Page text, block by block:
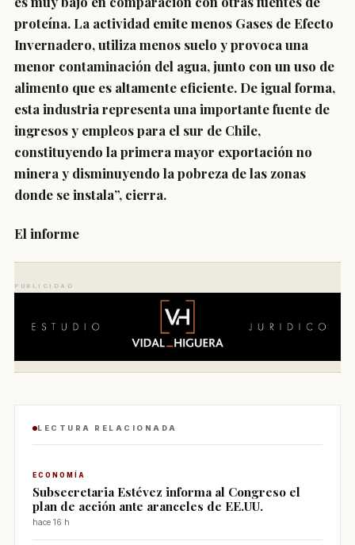
proteína. La actividad emite menos Gases de Efecto
Invernadero, utiliza menos suelo y provoca una
menor contaminación del agua, junto con un uso de
alimento que es altamente eficiente. De igual forma,
esta industria representa una importante fuente de
ingresos y empleos para el sur de Chile,
constituyendo la primera mayor exportación no
minera y disminuyendo la pobreza de las zonas
donde se instala”, cierra.
El informe
PUBLICIDAD
LECTURA RELACIONADA
ECONOMÍA
Subsecretaria Estévez informa al Congreso el
plan de acción ante aranceles de EE.UU.
hace 16 h